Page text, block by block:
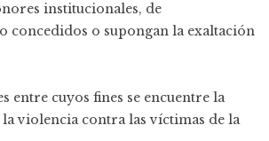
institucionales, de
concedidos o supongan la exaltación
entre cuyos fines se encuentre la
violencia contra las víctimas de la